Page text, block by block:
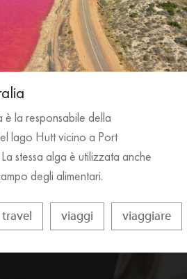
è la responsabile della
lago Hutt vicino a Port
stessa alga è utilizzata anche
degli alimentari.
travel viaggi viaggiare